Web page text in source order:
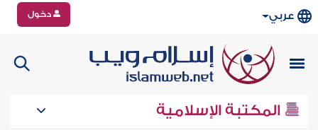
عربي دخول
المكتبة الإسلامية